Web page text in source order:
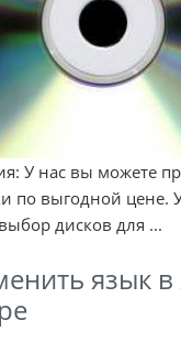
У нас вы можете
по выгодной цене.
дисков для ...
язык в